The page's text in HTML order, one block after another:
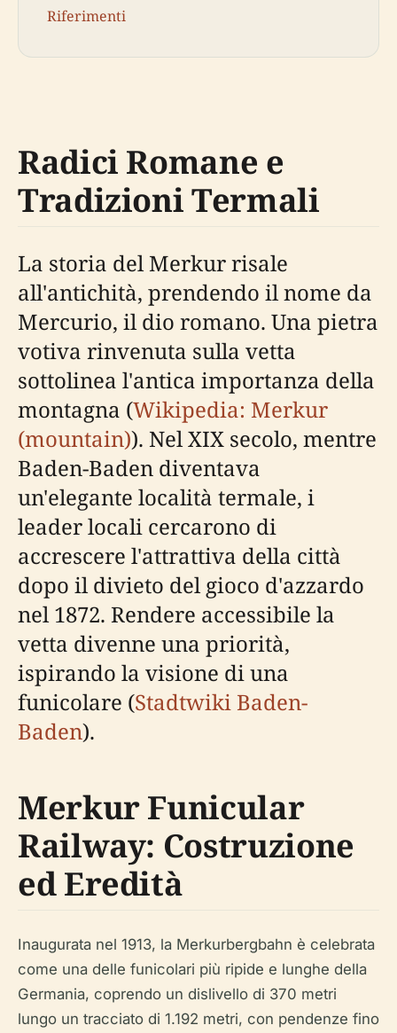
Riferimenti
Radici Romane e
Tradizioni Termali
La storia del Merkur risale
all'antichità, prendendo il nome da
Mercurio, il dio romano. Una pietra
votiva rinvenuta sulla vetta
sottolinea l'antica importanza della
montagna (Wikipedia: Merkur
(mountain)). Nel XIX secolo, mentre
Baden-Baden diventava
un'elegante località termale, i
leader locali cercarono di
accrescere l'attrattiva della città
dopo il divieto del gioco d'azzardo
nel 1872. Rendere accessibile la
vetta divenne una priorità,
ispirando la visione di una
funicolare (Stadtwiki Baden-
Baden).
Merkur Funicular
Railway: Costruzione
ed Eredità
Inaugurata nel 1913, la Merkurbergbahn è celebrata
come una delle funicolari più ripide e lunghe della
Germania, coprendo un dislivello di 370 metri
lungo un tracciato di 1.192 metri, con pendenze fino